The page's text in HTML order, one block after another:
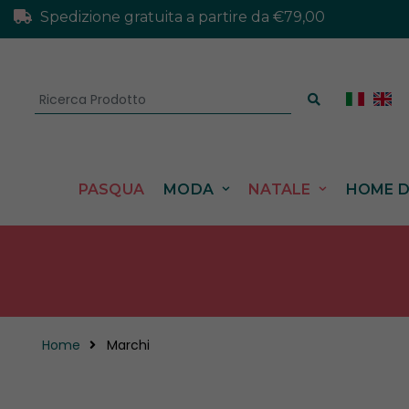
Spedizione gratuita a partire da €79,00
PASQUA MODA NATALE HOME
Home Marchi